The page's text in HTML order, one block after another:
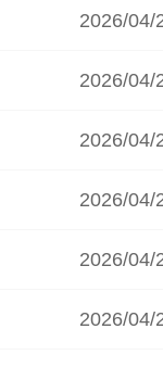
2026/04/
2026/04/
2026/04/
2026/04/
2026/04/
2026/04/